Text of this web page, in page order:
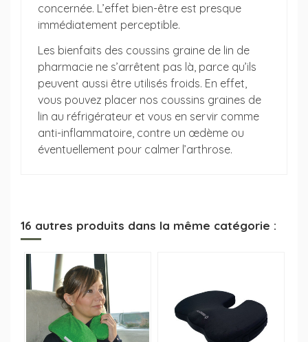
concernée. L’effet bien-être est presque
immédiatement perceptible.
Les bienfaits des coussins graine de lin de
pharmacie ne s’arrêtent pas là, parce qu’ils
peuvent aussi être utilisés froids. En effet,
vous pouvez placer nos coussins graines de
lin au réfrigérateur et vous en servir comme
anti-inflammatoire, contre un œdème ou
éventuellement pour calmer l’arthrose.
16 autres produits dans la même catégorie :